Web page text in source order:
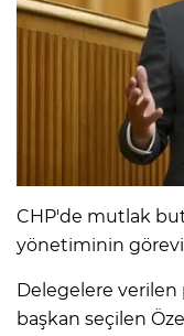
CHP'de mutlak
yönetiminin görevi
Delegelere verilen
başkan seçilen